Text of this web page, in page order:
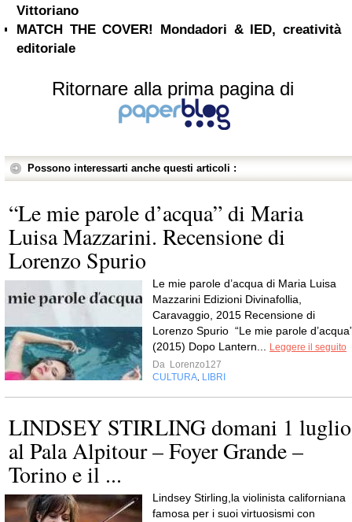
Vittoriano
MATCH THE COVER! Mondadori & IED, creatività
editoriale
Ritornare alla prima pagina di
Possono interessarti anche questi articoli :
“Le mie parole d’acqua” di Maria
Luisa Mazzarini. Recensione di
Lorenzo Spurio
Le mie parole d’acqua di Maria Luisa
Mazzarini Edizioni Divinafollia,
Caravaggio, 2015 Recensione di
Lorenzo Spurio “Le mie parole
(2015) Dopo Lantern...
Leggere il seguito
Da Lorenzo127
CULTURA LIBRI
LINDSEY STIRLING domani 1 luglio
al Pala Alpitour – Foyer Grande –
Torino e il ...
Lindsey Stirling,la violinista californiana
famosa per i suoi virtuosismi con